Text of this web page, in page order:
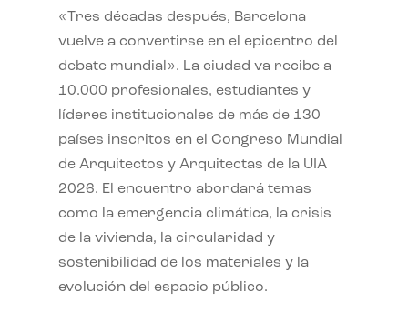
«Tres décadas después, Barcelona
vuelve a convertirse en el epicentro del
debate mundial». La ciudad va recibe a
10.000 profesionales, estudiantes y
líderes institucionales de más de 130
países inscritos en el Congreso Mundial
de Arquitectos y Arquitectas de la UIA
2026. El encuentro abordará temas
como la emergencia climática, la crisis
de la vivienda, la circularidad y
sostenibilidad de los materiales y la
evolución del espacio público.